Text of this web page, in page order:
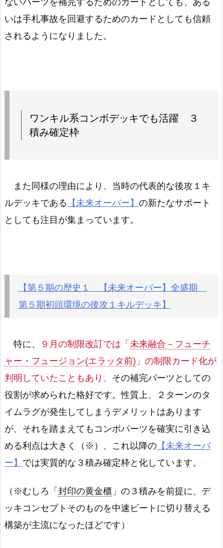
ないパーツを補完するためのカードとしても、ある
いは手札事故を回避するためのカードとしても信頼
されるようになりました。
ワンキル系コンボデッキでも活躍 ３
積み確定枠
また同様の理由により、当時の代表的な後攻１キ
ルデッキである 【未来オーバー】 の新たなサポート
としても注目が集まっています。
【第５期の歴史１ 【未来オーバー】全盛期
第５期初頭環境の後攻１キルデッキ】
特に、 ９月の制限改訂では「 未来融合－フューチ
ャー・フュージョン(エラッタ前) 」の制限カード化が
判明していたこともあり、 その補完パーツとしての
役割が求められた格好です。性質上、２ターンのタ
イムラグが発生してしまうデメリットはあります
が、それを踏まえてもコンボパーツを確実に引き込
める利点は大きく（※）、これ以降の 【未来オーバ
ー】 では実質的な３積み確定枠と化しています。
（※むしろ「 封印の黄金櫃 」の３積みを前提に、デ
ッキコンセプトそのものを中速ビートに切り替える
構築が主流になったほどです）